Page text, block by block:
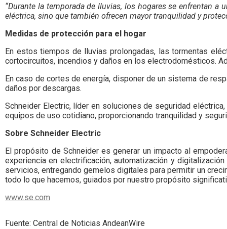
“Durante la temporada de lluvias, los hogares se enfrentan
eléctrica, sino que también ofrecen mayor tranquilidad y
Medidas de protección para el hogar
En estos tiempos de lluvias prolongadas, las tormentas
cortocircuitos, incendios y daños en los electrodomésticos.
En caso de cortes de energía, disponer de un sistema de
daños por descargas.
Schneider Electric, líder en soluciones de seguridad
equipos de uso cotidiano, proporcionando tranquilidad y
Sobre Schneider Electric
El propósito de Schneider es generar un impacto al
experiencia en electrificación, automatización y
servicios, entregando gemelos digitales para permitir un
todo lo que hacemos, guiados por nuestro propósito
www.se.com
Fuente: Central de Noticias AndeanWire